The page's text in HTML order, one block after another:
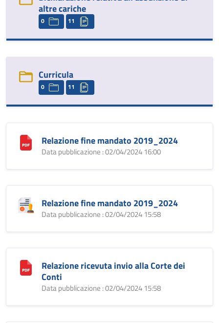
altre cariche
0 11
Curricula
0 11
Relazione fine mandato 2019_2024
Data pubblicazione : 02/04/2024 16:00
Relazione fine mandato 2019_2024
Data pubblicazione : 02/04/2024 15:58
Relazione ricevuta invio alla Corte dei
Conti
Data pubblicazione : 02/04/2024 15:58